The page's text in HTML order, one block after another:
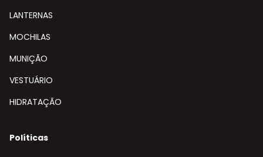
LANTERNAS
MOCHILAS
MUNIÇÃO
VESTUÁRIO
HIDRATAÇÃO
Políticas